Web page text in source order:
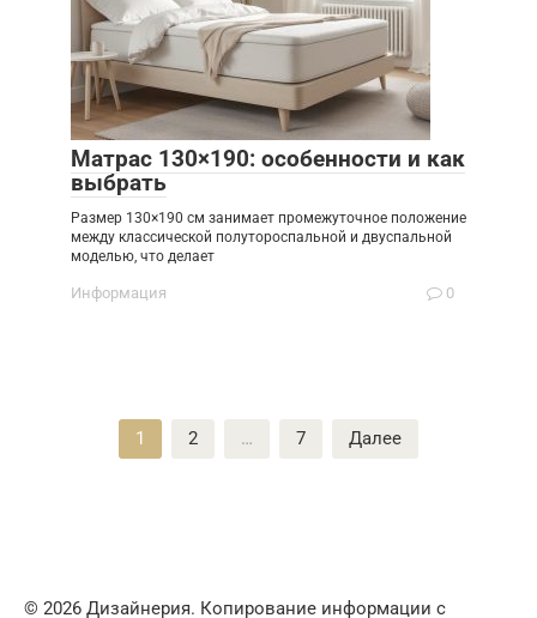
Матрас 130×190: особенности и как
выбрать
Размер 130×190 см занимает промежуточное положение
между классической полутороспальной и двуспальной
моделью, что делает
Информация 0
1 2 … 7 Далее
© 2026 Дизайнерия. Копирование информации с